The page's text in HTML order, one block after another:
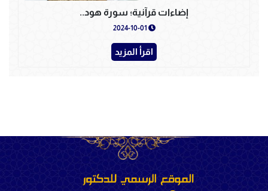
إضاءات قرآنية؛ سورة هود..
اقرأ المزيد